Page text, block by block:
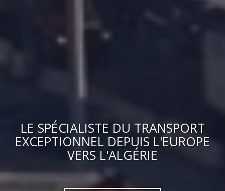
LE SPÉCIALISTE DU TRANSPORT
EXCEPTIONNEL DEPUIS L'EUROPE
VERS L'ALGÉRIE